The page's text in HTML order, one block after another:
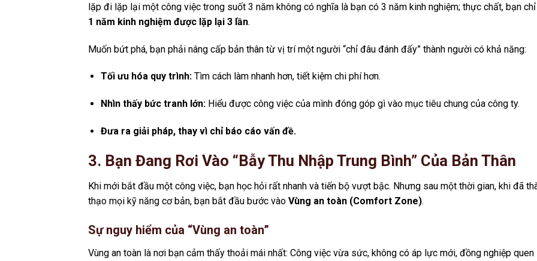
lặp đi lặp lại một công việc trong suốt 3 năm không có nghĩa là bạn có 3 năm kinh nghiệm; thực chất, bạn
1 năm kinh nghiệm được lặp lại 3 lần.
Muốn bứt phá, bạn phải nâng cấp bản thân từ vị trí một người “chỉ đâu đánh đấy” thành người có khả năng:
Tối ưu hóa quy trình:Tìm cách làm nhanh hơn, tiết kiệm chi phí hơn.
Nhìn thấy bức tranh lớn:Hiểu được công việc của mình đóng góp gì vào mục tiêu chung của công ty.
Đưa ra giải pháp, thay vì chỉ báo cáo vấn đề.
3. Bạn Đang Rơi Vào “Bẫy Thu Nhập Trung Bình” Của Bản Thân
Khi mới bắt đầu một công việc, bạn học hỏi rất nhanh và tiến bộ vượt bậc. Nhưng sau một thời gian, khi đã
thạo mọi kỹ năng cơ bản, bạn bắt đầu bước vào Vùng an toàn (Comfort Zone).
Sự nguy hiểm của “Vùng an toàn”
Vùng an toàn là nơi bạn cảm thấy thoải mái nhất: Công việc vừa sức, không có áp lực mới, đồng nghiệp quen